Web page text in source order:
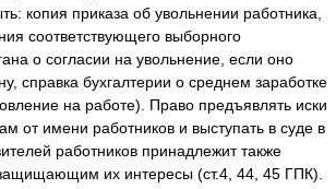
копия приказа об увольнении работника,
соответствующего выборного
о согласии на увольнение, если оно
справка бухгалтерии о среднем заработке
на работе). Право предъявлять иски
от имени работников и выступать в суде в
работников принадлежит также
их интересы (ст.4, 44, 45 ГПК).